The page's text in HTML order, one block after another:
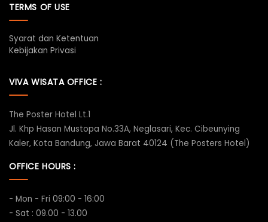
TERMS OF USE
Syarat dan Ketentuan
Kebijakan Privasi
VIVA WISATA OFFICE :
The Poster Hotel Lt.1
Jl. Khp Hasan Mustopa No.33A, Neglasari, Kec. Cibeunying
Kaler, Kota Bandung, Jawa Barat 40124 (The Posters Hotel)
OFFICE HOURS :
- Mon - Fri 09:00 - 16:00
- Sat : 09.00 - 13.00